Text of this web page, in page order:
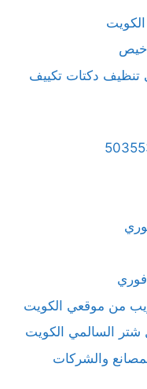
دكتات تكييف
من موقعي الكويت
شتر السالمي الكويت
والشركات